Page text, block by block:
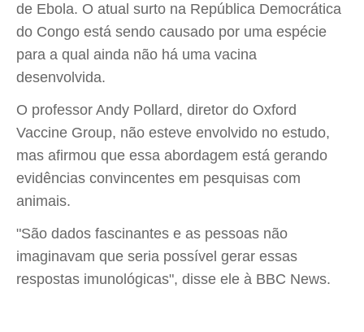
de Ebola. O atual surto na República Democrática
do Congo está sendo causado por uma espécie
para a qual ainda não há uma vacina
desenvolvida.
O professor Andy Pollard, diretor do Oxford
Vaccine Group, não esteve envolvido no estudo,
mas afirmou que essa abordagem está gerando
evidências convincentes em pesquisas com
animais.
"São dados fascinantes e as pessoas não
imaginavam que seria possível gerar essas
respostas imunológicas", disse ele à BBC News.